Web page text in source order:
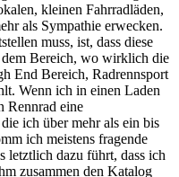
kleinen Fahrradläden,
als Sympathie erwecken.
muss, ist, dass diese
Bereich, wo wirklich die
End Bereich, Radrennsport
Wenn ich in einen Laden
Rennrad eine
ich über mehr als ein bis
ich meistens fragende
letztlich dazu führt, dass ich
zusammen den Katalog